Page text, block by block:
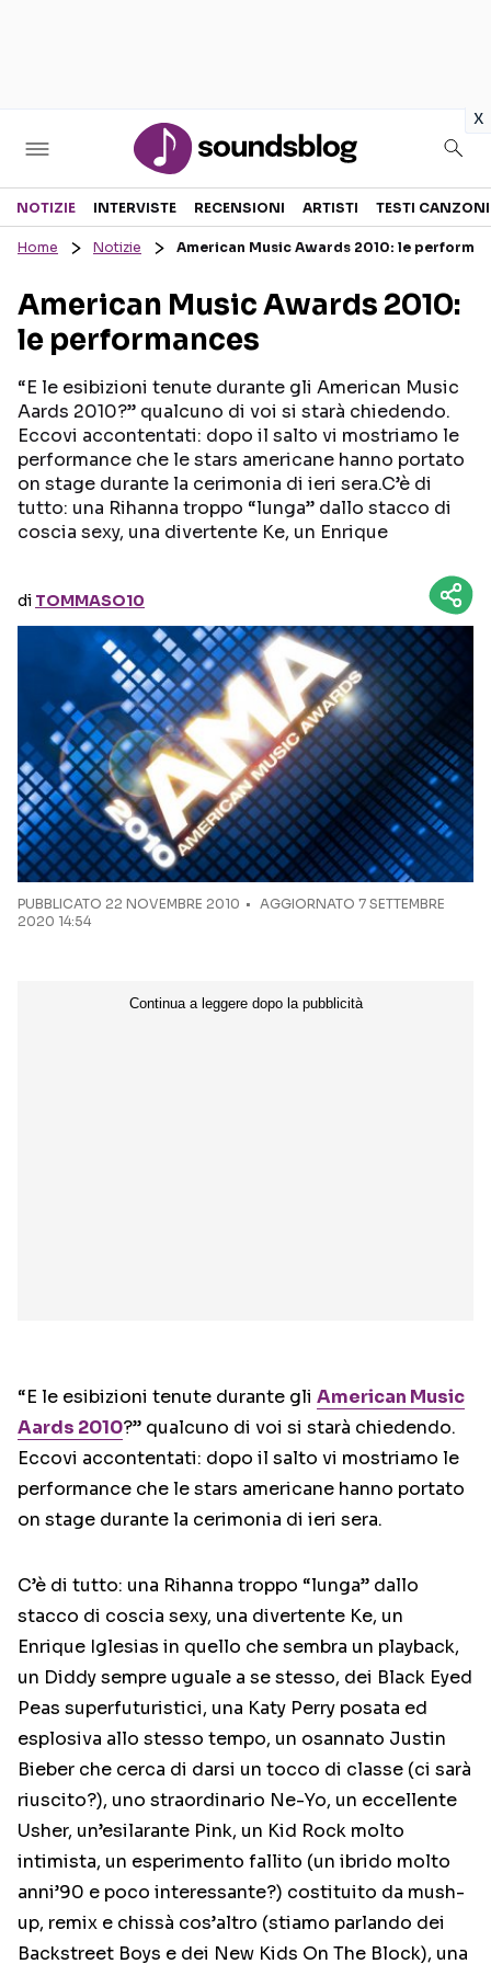
x
Sezioni
RECENSIONI MUSICALI
INTERVISTE
GOSSIP E CURIOSITÀ
TESTI CANZONI
TALENT SHOW
Seguici sui social
NOTIZIE INTERVISTE RECENSIONI ARTISTI TESTI CANZONI
Home Notizie American Music Awards 2010: le
American Music Awards 2010:
le performances
“E le esibizioni tenute durante gli American Music
Aards 2010?” qualcuno di voi si starà chiedendo.
Eccovi accontentati: dopo il salto vi mostriamo le
performance che le stars americane hanno portato
on stage durante la cerimonia di ieri sera.C’è di
tutto: una Rihanna troppo “lunga” dallo stacco di
coscia sexy, una divertente Ke, un Enrique
di TOMMASO10
PUBBLICATO 22 NOVEMBRE 2010
AGGIORNATO 7 SETTEMBRE
2020 14:54
“E le esibizioni tenute durante gli American Music
Aards 2010?” qualcuno di voi si starà chiedendo.
Eccovi accontentati: dopo il salto vi mostriamo le
performance che le stars americane hanno portato
on stage durante la cerimonia di ieri sera.
C’è di tutto: una Rihanna troppo “lunga” dallo
stacco di coscia sexy, una divertente Ke, un
Enrique Iglesias in quello che sembra un playback,
un Diddy sempre uguale a se stesso, dei Black Eyed
Peas superfuturistici, una Katy Perry posata ed
esplosiva allo stesso tempo, un osannato Justin
Bieber che cerca di darsi un tocco di classe (ci sarà
riuscito?), uno straordinario Ne-Yo, un eccellente
Usher, un’esilarante Pink, un Kid Rock molto
intimista, un esperimento fallito (un ibrido molto
anni’90 e poco interessante?) costituito da mush-
up, remix e chissà cos’altro (stiamo parlando dei
Backstreet Boys e dei New Kids On The Block), una